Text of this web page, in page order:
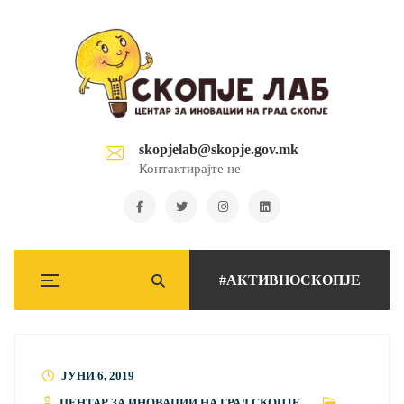
skopjelab@skopje.gov.mk
Контактирајте не
#АКТИВНОСКОПЈЕ
ЈУНИ 6, 2019